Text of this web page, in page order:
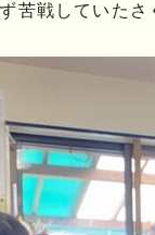
苦戦していた